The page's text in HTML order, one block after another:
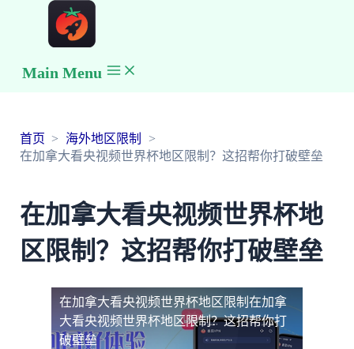
Main Menu
首页
海外地区限制
在加拿大看央视频世界杯地区限制？这招帮你打破壁垒
在加拿大看央视频世界杯地
区限制？这招帮你打破壁垒
在加拿大看央视频世界杯地区限制 在加拿
大看央视频世界杯地区限制？这招帮你打
破壁垒